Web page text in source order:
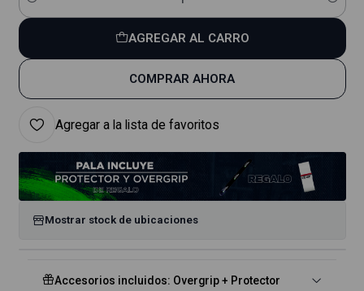
Cantidad
AGREGAR AL CARRO
COMPRAR AHORA
Agregar a la lista de favoritos
Mostrar stock de ubicaciones
Accesorios incluidos: Overgrip + Protector